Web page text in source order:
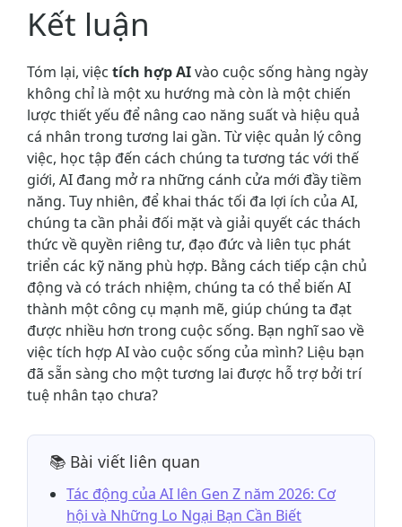
Kết luận
Tóm lại, việc tích hợp AIvào cuộc sống hàng ngày
không chỉ là một xu hướng mà còn là một chiến
lược thiết yếu để nâng cao năng suất và hiệu quả
cá nhân trong tương lai gần. Từ việc quản lý công
việc, học tập đến cách chúng ta tương tác với thế
giới, AI đang mở ra những cánh cửa mới đầy tiềm
năng. Tuy nhiên, để khai thác tối đa lợi ích của AI,
chúng ta cần phải đối mặt và giải quyết các thách
thức về quyền riêng tư, đạo đức và liên tục phát
triển các kỹ năng phù hợp. Bằng cách tiếp cận chủ
động và có trách nhiệm, chúng ta có thể biến AI
thành một công cụ mạnh mẽ, giúp chúng ta đạt
được nhiều hơn trong cuộc sống. Bạn nghĩ sao về
việc tích hợp AI vào cuộc sống của mình? Liệu bạn
đã sẵn sàng cho một tương lai được hỗ trợ bởi trí
tuệ nhân tạo chưa?
📚 Bài viết liên quan
Tác động của AI lên Gen Z năm 2026: Cơ
hội và Những Lo Ngại Bạn Cần Biết